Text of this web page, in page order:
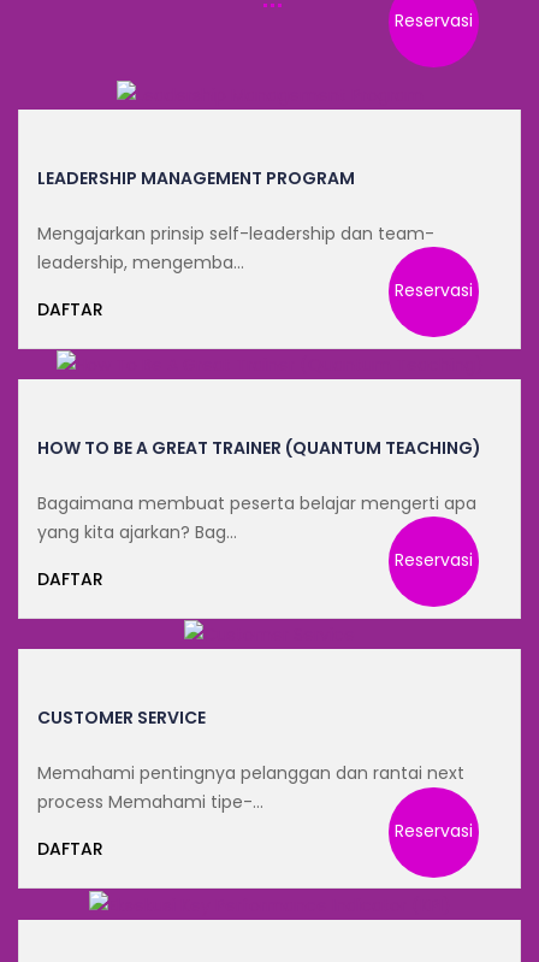
Reservasi
LEADERSHIP MANAGEMENT PROGRAM
Mengajarkan prinsip self-leadership dan team-
leadership, mengemba…
DAFTAR
Reservasi
HOW TO BE A GREAT TRAINER (QUANTUM TEACHING)
Bagaimana membuat peserta belajar mengerti apa
yang kita ajarkan? Bag…
DAFTAR
Reservasi
CUSTOMER SERVICE
Memahami pentingnya pelanggan dan rantai next
process Memahami tipe-…
DAFTAR
Reservasi